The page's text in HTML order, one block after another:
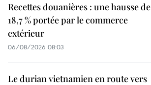
Recettes douanières : une hausse de
18,7 % portée par le commerce
extérieur
06/08/2026 08:03
Le durian vietnamien en route vers